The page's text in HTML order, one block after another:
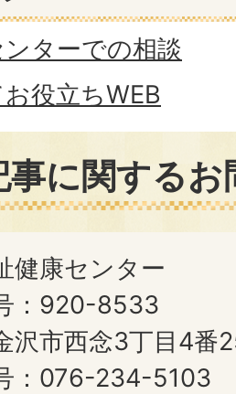
ターでの相談
役立ちWEB
事に関する
健康センター
：920-8533
沢市西念3丁目4番
：076-234-5103